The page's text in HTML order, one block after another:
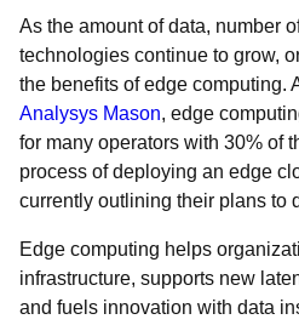
As the amount of data, number
technologies continue to grow,
the benefits of edge computing.
Analysys Mason, edge
for many operators with 30% of
process of deploying an edge
currently outlining their plans to
Edge computing helps
infrastructure, supports new
and fuels innovation with data